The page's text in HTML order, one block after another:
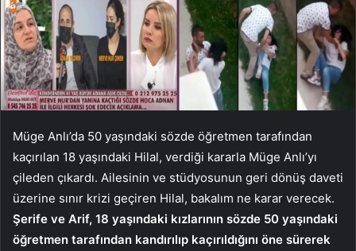
Müge Anlı’da 50 yaşındaki sözde öğretmen tarafından
kaçırılan 18 yaşındaki Hilal, verdiği kararla Müge Anlı’yı
çileden çıkardı. Ailesinin ve stüdyosunun geri dönüş daveti
üzerine sınır krizi geçiren Hilal, bakalım ne karar verecek.
Şerife ve Arif, 18 yaşındaki kızlarının sözde 50 yaşındaki
öğretmen tarafından kandırılıp kaçırıldığını öne sürerek